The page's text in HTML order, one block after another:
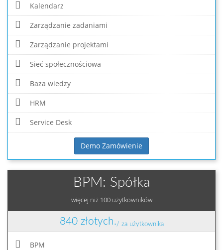
Kalendarz
Zarządzanie zadaniami
Zarządzanie projektami
Sieć społecznościowa
Baza wiedzy
HRM
Service Desk
Demo Zamówienie
BPM: Spółka
więcej niż 100 użytkowników
840 złotych./ za użytkownika
BPM